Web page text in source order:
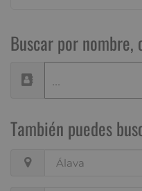
Buscar por
También puedes